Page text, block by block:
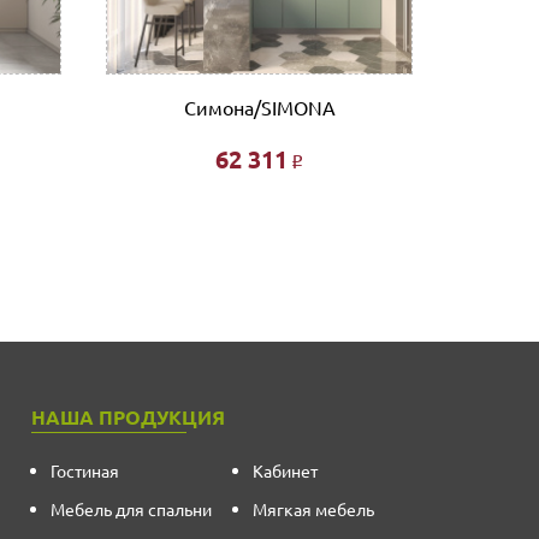
Симона/SIMONA
62 311 Р
НАША ПРОДУКЦИЯ
Гостиная
Мебель для спальни
Кабинет
Мягкая мебель